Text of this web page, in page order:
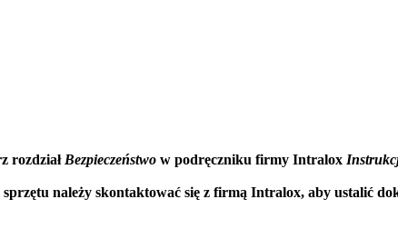
rozdział Bezpieczeństwo w podręczniku firmy Intralox
należy skontaktować się z firmą Intralox, aby ustalić